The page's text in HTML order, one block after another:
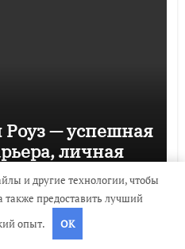
— успешная
личная
достижения
3, 2023
и другие технологии, чтобы
предоставить лучший
опыт.
OK